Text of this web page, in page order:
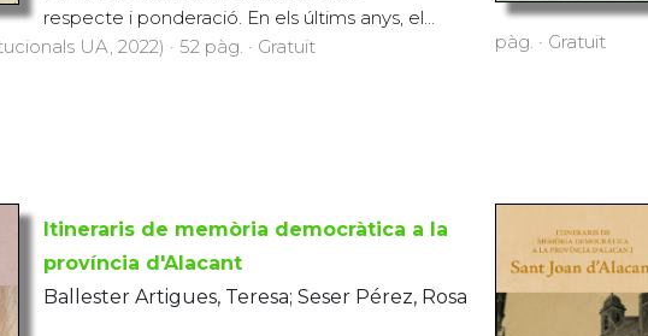
respecte i ponderació. En els últims anys, el...
UA, 2022) · 52 pàg. · Gratuït
pàg. · Gratuït
Itineraris de memòria democràtica a la
província d'Alacant
Ballester Artigues, Teresa; Seser Pérez, Rosa